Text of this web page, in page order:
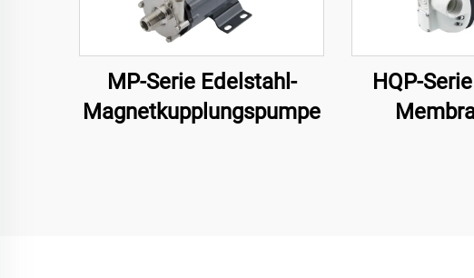
MP-Serie Edelstahl-
Magnetkupplungspumpe
HQP-